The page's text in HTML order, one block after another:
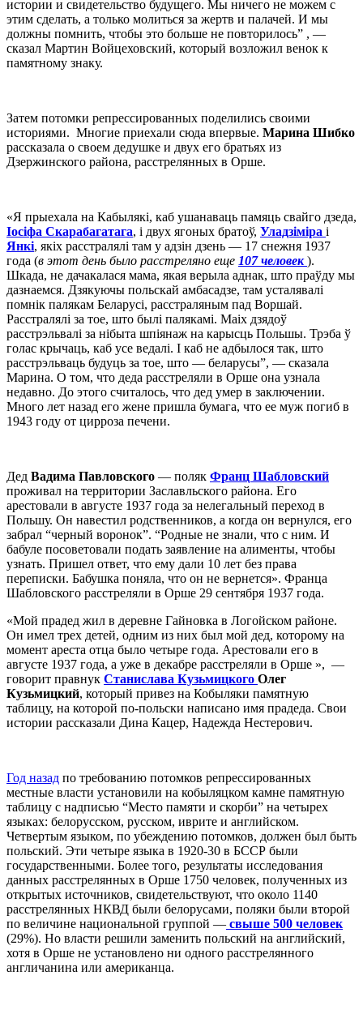
истории и свидетельство будущего. Мы ничего не можем с
этим сделать, а только молиться за жертв и палачей. И мы
должны помнить, чтобы это больше не повторилось” , —
сказал Мартин Войцеховский, который возложил венок к
памятному знаку.
Затем потомки репрессированных поделились своими
историями. Многие приехали сюда впервые. Марина Шибко
рассказала о своем дедушке и двух его братьях из
Дзержинского района, расстрелянных в Орше.
«Я прыехала на Кабылякі, каб ушанаваць памяць свайго дзеда,
Іосіфа Скарабагатага, і двух ягоных братоў, Уладзіміра і
Янкі, якіх расстралялі там у адзін дзень — 17 снежня 1937
года (в этот день было расстреляно еще 107 человек ).
Шкада, не дачакалася мама, якая верыла аднак, што праўду мы
дазнаемся. Дзякуючы польскай амбасадзе, там усталявалі
помнік палякам Беларусі, расстраляным пад Воршай.
Расстралялі за тое, што былі палякамі. Маіх дзядоў
расстрэльвалі за нібыта шпіянаж на карысць Польшы. Трэба ў
голас крычаць, каб усе ведалі. І каб не адбылося так, што
расстрэльваць будуць за тое, што — беларусы”, — сказала
Марина. О том, что деда расстреляли в Орше она узнала
недавно. До этого считалось, что дед умер в заключении.
Много лет назад его жене пришла бумага, что ее муж погиб в
1943 году от цирроза печени.
Дед Вадима Павловского — поляк Франц Шабловский
проживал на территории Заславльского района. Его
арестовали в августе 1937 года за нелегальный переход в
Польшу. Он навестил родственников, а когда он вернулся, его
забрал “черный воронок”. “Родные не знали, что с ним. И
бабуле посоветовали подать заявление на алименты, чтобы
узнать. Пришел ответ, что ему дали 10 лет без права
переписки. Бабушка поняла, что он не вернется». Франца
Шабловского расстреляли в Орше 29 сентября 1937 года.
«Мой прадед жил в деревне Гайновка в Логойском районе.
Он имел трех детей, одним из них был мой дед, которому на
момент ареста отца было четыре года. Арестовали его в
августе 1937 года, а уже в декабре расстреляли в Орше », —
говорит правнук Станислава Кузьмицкого Олег
Кузьмицкий, который привез на Кобыляки памятную
таблицу, на которой по-польски написано имя прадеда. Свои
истории рассказали Дина Кацер, Надежда Нестерович.
Год назад по требованию потомков репрессированных
местные власти установили на кобыляцком камне памятную
таблицу с надписью “Место памяти и скорби” на четырех
языках: белорусском, русском, иврите и английском.
Четвертым языком, по убеждению потомков, должен был быть
польский. Эти четыре языка в 1920-30 в БССР были
государственными. Более того, результаты исследования
данных расстрелянных в Орше 1750 человек, полученных из
открытых источников, свидетельствуют, что около 1140
расстрелянных НКВД были белорусами, поляки были второй
по величине национальной группой — свыше 500 человек
(29%). Но власти решили заменить польский на английский,
хотя в Орше не установлено ни одного расстрелянного
англичанина или американца.